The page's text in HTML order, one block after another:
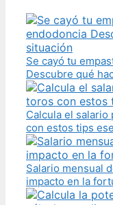
Se cayó tu
Descubre qué
Calcula el
con estos tips
Salario mensual
impacto en la